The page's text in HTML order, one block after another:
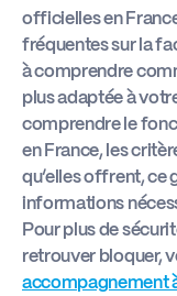
officielles en
fréquentes sur la
à comprendre
plus adaptée à
comprendre le
en France, les
qu’elles offrent, ce
informations
Pour plus de
retrouver bloquer,
accompagnement